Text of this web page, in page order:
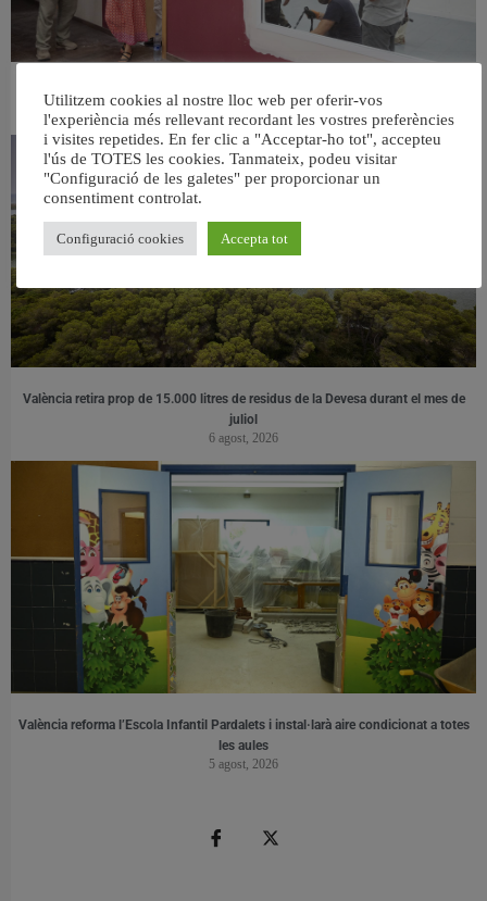
València ultima el nou centre per a persones majors del barri de Sant Antoni
6 agost, 2026
València retira prop de 15.000 litres de residus de la Devesa durant el mes de
juliol
6 agost, 2026
València reforma l’Escola Infantil Pardalets i instal·larà aire condicionat a totes
les aules
5 agost, 2026
Utilitzem cookies al nostre lloc web per oferir-vos
l'experiència més rellevant recordant les vostres preferències
i visites repetides. En fer clic a "Acceptar-ho tot", accepteu
l'ús de TOTES les cookies. Tanmateix, podeu visitar
"Configuració de les galetes" per proporcionar un
consentiment controlat.
Configuració cookies Accepta tot